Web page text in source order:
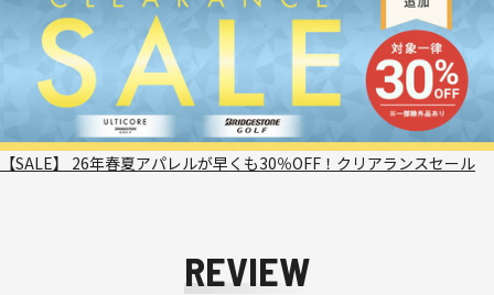
【SALE】 26年春夏アパレルが早くも30％OFF！クリアランスセール
REVIEW